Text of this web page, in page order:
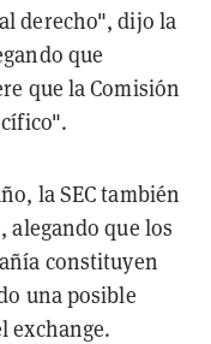
derecho", dijo la
que
que la Comisión
la SEC también
alegando que los
constituyen
una posible
exchange.